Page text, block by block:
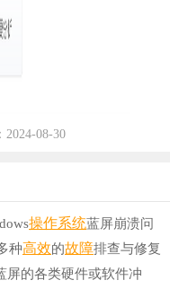
2024-08-30
操作系统蓝屏崩溃问
种高效的故障排查与修复
屏的各类硬件或软件冲